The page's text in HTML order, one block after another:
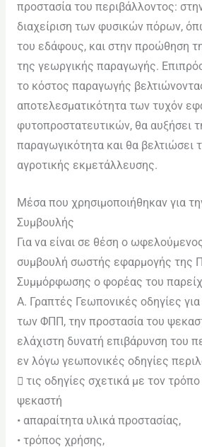
προστασία του περιβάλλοντος:
διαχείριση των φυσικών πόρων,
του εδάφους, και στην προώθηση
της γεωργικής παραγωγής.
το κόστος παραγωγής
αποτελεσματικότητα των τυχόν
φυτοπροστατευτικών, θα αυξήσει
παραγωγικότητα και θα βελτιώσει
αγροτικής εκμετάλλευσης.
Μέσα που χρησιμοποιήθηκαν για
Συμβουλής
Για να είναι σε θέση ο
συμβουλή σωστής εφαρμογής της
Συμμόρφωσης ο φορέας του
Α. Γραπτές Γεωπονικές οδηγίες
των ΦΠΠ, την προστασία του
ελάχιστη δυνατή επιβάρυνση του
εν λόγω γεωπονικές οδηγίες
 τις οδηγίες σχετικά με τον
ψεκαστή
• απαραίτητα υλικά προστασίας,
• τρόπος χρήσης,